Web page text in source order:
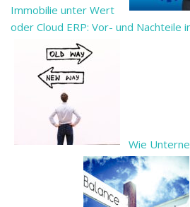
Immobilie unter Wert
oder Cloud ERP: Vor- und Nachteile
Wie